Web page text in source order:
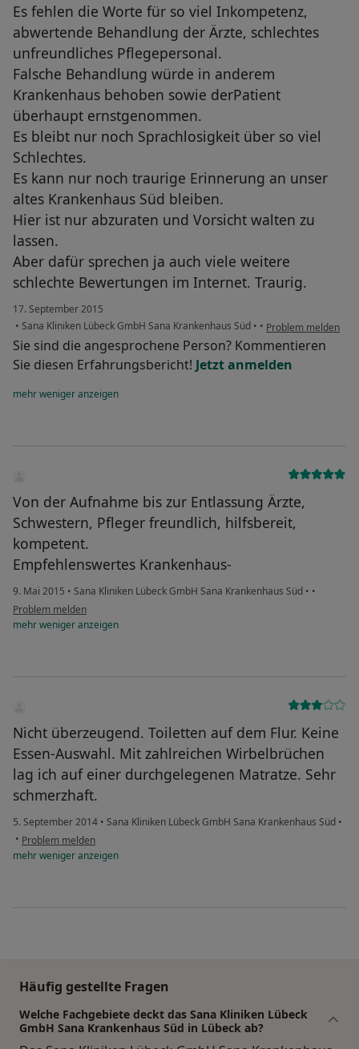
Es fehlen die Worte für so viel Inkompetenz,
abwertende Behandlung der Ärzte, schlechtes
unfreundliches Pflegepersonal.
Falsche Behandlung würde in anderem
Krankenhaus behoben sowie derPatient
überhaupt ernstgenommen.
Es bleibt nur noch Sprachlosigkeit über so viel
Schlechtes.
Es kann nur noch traurige Erinnerung an unser
altes Krankenhaus Süd bleiben.
Hier ist nur abzuraten und Vorsicht walten zu
lassen.
Aber dafür sprechen ja auch viele weitere
schlechte Bewertungen im Internet. Traurig.
17. September 2015
• Sana Kliniken Lübeck GmbH Sana Krankenhaus Süd • • Problem melden
Sie sind die angesprochene Person? Kommentieren
Sie diesen Erfahrungsbericht! Jetzt anmelden
mehrwenigeranzeigen
Von der Aufnahme bis zur Entlassung Ärzte,
Schwestern, Pfleger freundlich, hilfsbereit,
kompetent.
Empfehlenswertes Krankenhaus-
9. Mai 2015 • Sana Kliniken Lübeck GmbH Sana Krankenhaus Süd • •
Problem melden
mehrwenigeranzeigen
Nicht überzeugend. Toiletten auf dem Flur. Keine
Essen-Auswahl. Mit zahlreichen Wirbelbrüchen
lag ich auf einer durchgelegenen Matratze. Sehr
schmerzhaft.
5. September 2014 • Sana Kliniken Lübeck GmbH Sana Krankenhaus Süd •
• Problem melden
mehrwenigeranzeigen
Häufig gestellte Fragen
Welche Fachgebiete deckt das Sana Kliniken Lübeck
GmbH Sana Krankenhaus Süd in Lübeck ab?